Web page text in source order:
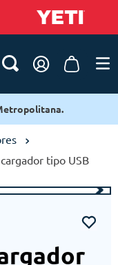
tipo USB